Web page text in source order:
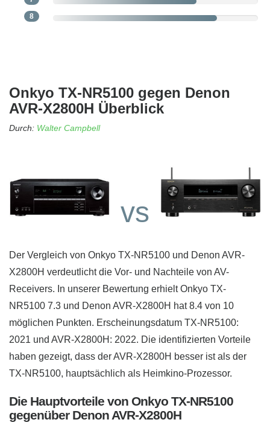
8
Onkyo TX-NR5100 gegen Denon
AVR-X2800H Überblick
Durch: Walter Campbell
vs
Der Vergleich von Onkyo TX-NR5100 und Denon AVR-
X2800H verdeutlicht die Vor- und Nachteile von AV-
Receivers. In unserer Bewertung erhielt Onkyo TX-
NR5100 7.3 und Denon AVR-X2800H hat 8.4 von 10
möglichen Punkten. Erscheinungsdatum TX-NR5100:
2021 und AVR-X2800H: 2022. Die identifizierten Vorteile
haben gezeigt, dass der AVR-X2800H besser ist als der
TX-NR5100, hauptsächlich als Heimkino-Prozessor.
Die Hauptvorteile von Onkyo TX-NR5100
gegenüber Denon AVR-X2800H